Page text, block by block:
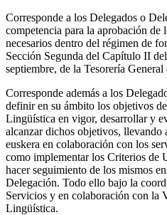
Corresponde a los Delegados o
competencia para la aprobación de
necesarios dentro del régimen de
Sección Segunda del Capítulo II
septiembre, de la Tesorería General
Corresponde además a los
definir en su ámbito los objetivos
Lingüística en vigor, desarrollar y
alcanzar dichos objetivos, llevando
euskera en colaboración con los
como implementar los Criterios de
hacer seguimiento de los mismos
Delegación. Todo ello bajo la
Servicios y en colaboración con la
Lingüística.